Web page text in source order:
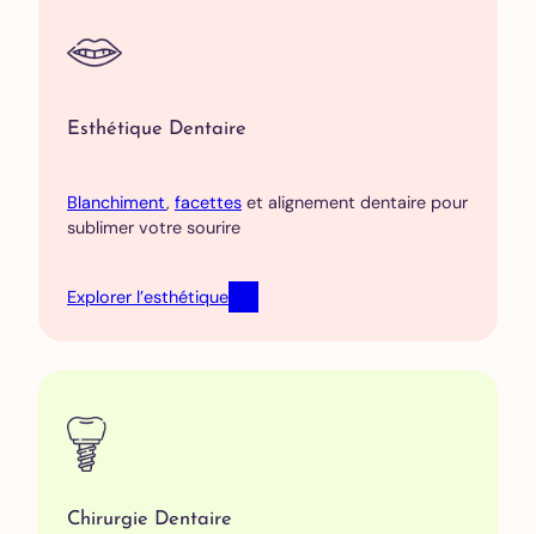
Esthétique Dentaire
Blanchiment, facettes et alignement dentaire pour
sublimer votre sourire
Explorer l’esthétique
Chirurgie Dentaire